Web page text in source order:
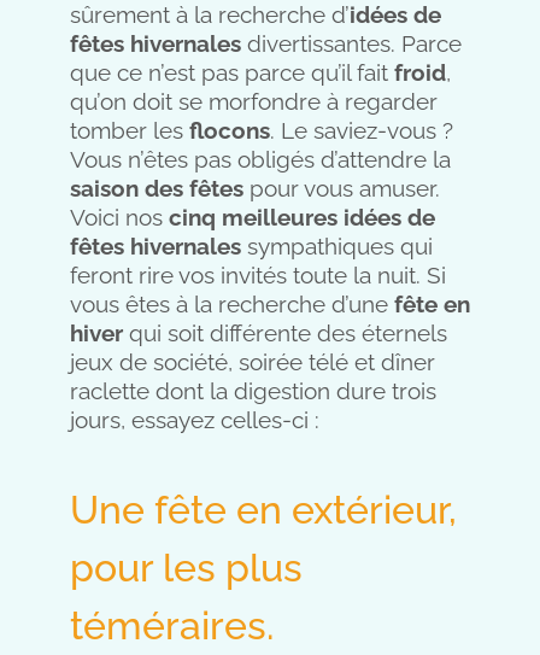
sûrement à la recherche d’idées de
fêtes hivernales divertissantes. Parce
que ce n’est pas parce qu’il fait froid,
qu’on doit se morfondre à regarder
tomber les flocons. Le saviez-vous ?
Vous n’êtes pas obligés d’attendre la
saison des fêtes pour vous amuser.
Voici nos cinq meilleures idées de
fêtes hivernales sympathiques qui
feront rire vos invités toute la nuit. Si
vous êtes à la recherche d’une fête en
hiver qui soit différente des éternels
jeux de société, soirée télé et dîner
raclette dont la digestion dure trois
jours, essayez celles-ci :
Une fête en extérieur,
pour les plus
téméraires.